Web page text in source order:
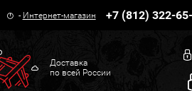
- Интернет-магазин +7 (812) 322-
Доставка
по всей России